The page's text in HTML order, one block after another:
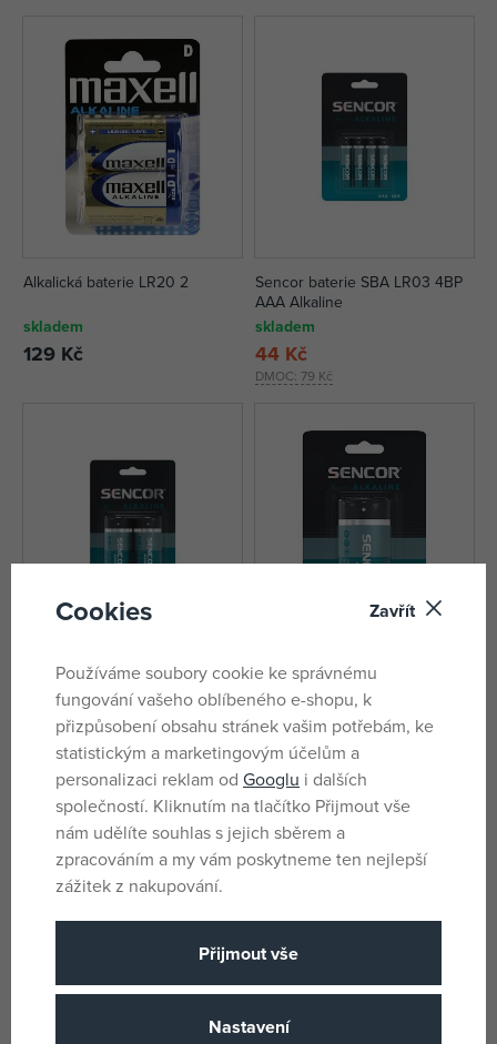
Alkalická baterie LR20 2
skladem
129 Kč
Sencor baterie SBA LR03 4BP
AAA Alkaline
skladem
DMOC: 79 Kč
44 Kč
Sencor baterie SBA LR14 2BP C
Alkaline
skladem
DMOC:89 Kč
53 Kč
Sencor baterie SBA LR20 1BP
D Alkaline
skladem
DMOC:89 Kč
50 Kč
Cookies Zavřít
Používáme soubory cookie ke správnému
fungování vašeho oblíbeného e-shopu, k
přizpůsobení obsahu stránek vašim potřebám, ke
statistickým a marketingovým účelům a
personalizaci reklam od Googlu i dalších
společností. Kliknutím na tlačítko Přijmout vše
nám udělíte souhlas s jejich sběrem a
zpracováním a my vám poskytneme ten nejlepší
zážitek z nakupování.
Přijmout vše
Nastavení